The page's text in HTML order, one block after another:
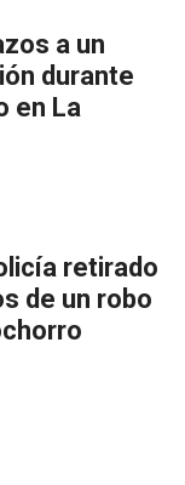
a un
durante
en La
retirado
de un robo